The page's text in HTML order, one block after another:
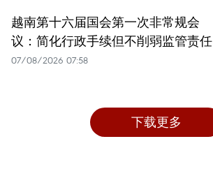
越南第十六届国会第一次非常规会
议：简化行政手续但不削弱监管责任
07/08/2026 07:58
下载更多